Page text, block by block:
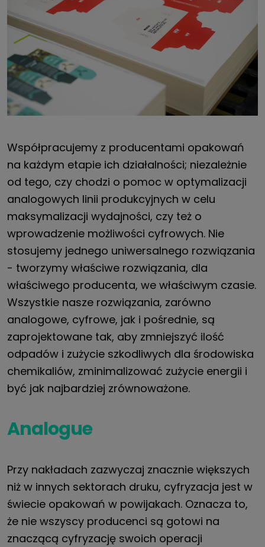
Współpracujemy z producentami opakowań
na każdym etapie ich działalności; niezależnie
od tego, czy chodzi o pomoc w optymalizacji
analogowych linii produkcyjnych w celu
maksymalizacji wydajności, czy też o
wprowadzenie możliwości cyfrowych. Nie
stosujemy jednego uniwersalnego rozwiązania
- tworzymy właściwe rozwiązania, dla
właściwego producenta, we właściwym czasie.
Wszystkie nasze rozwiązania, zarówno
analogowe, cyfrowe, jak i pośrednie, są
zaprojektowane tak, aby zmniejszyć ilość
odpadów i zużycie szkodliwych dla środowiska
chemikaliów, zminimalizować zużycie energii i
być jak najbardziej zrównoważone.
Analogue
Przy nakładach zazwyczaj znacznie większych
niż w innych sektorach druku, cyfryzacja jest w
świecie opakowań w powijakach. Oznacza to,
że nie wszyscy producenci są gotowi na
znaczącą cyfryzację swoich operacji